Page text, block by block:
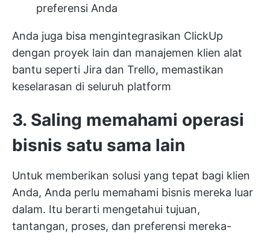
preferensi Anda
Anda juga bisa mengintegrasikan ClickUp
dengan proyek lain dan manajemen klien alat
bantu seperti Jira dan Trello, memastikan
keselarasan di seluruh platform
3. Saling memahami operasi
bisnis satu sama lain
Untuk memberikan solusi yang tepat bagi klien
Anda, Anda perlu memahami bisnis mereka luar
dalam. Itu berarti mengetahui tujuan,
tantangan, proses, dan preferensi mereka-